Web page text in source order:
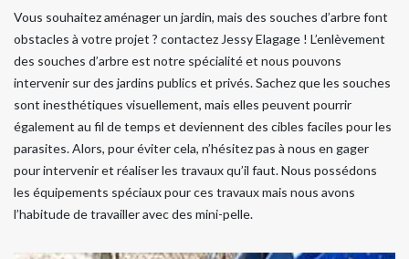
Vous souhaitez aménager un jardin, mais des souches d’arbre font
obstacles à votre projet ? contactez Jessy Elagage ! L’enlèvement
des souches d’arbre est notre spécialité et nous pouvons
intervenir sur des jardins publics et privés. Sachez que les souches
sont inesthétiques visuellement, mais elles peuvent pourrir
également au fil de temps et deviennent des cibles faciles pour les
parasites. Alors, pour éviter cela, n’hésitez pas à nous en gager
pour intervenir et réaliser les travaux qu’il faut. Nous possédons
les équipements spéciaux pour ces travaux mais nous avons
l’habitude de travailler avec des mini-pelle.